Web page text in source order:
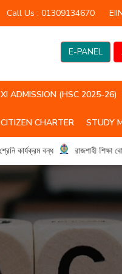
Call Us : 01309134670
E-PANEL
XI ADMISSION (HSC 2025-26)
CITIZEN CHARTER STUDY
কার্যক্রম বন্ধ রাজশাহী শিক্ষা